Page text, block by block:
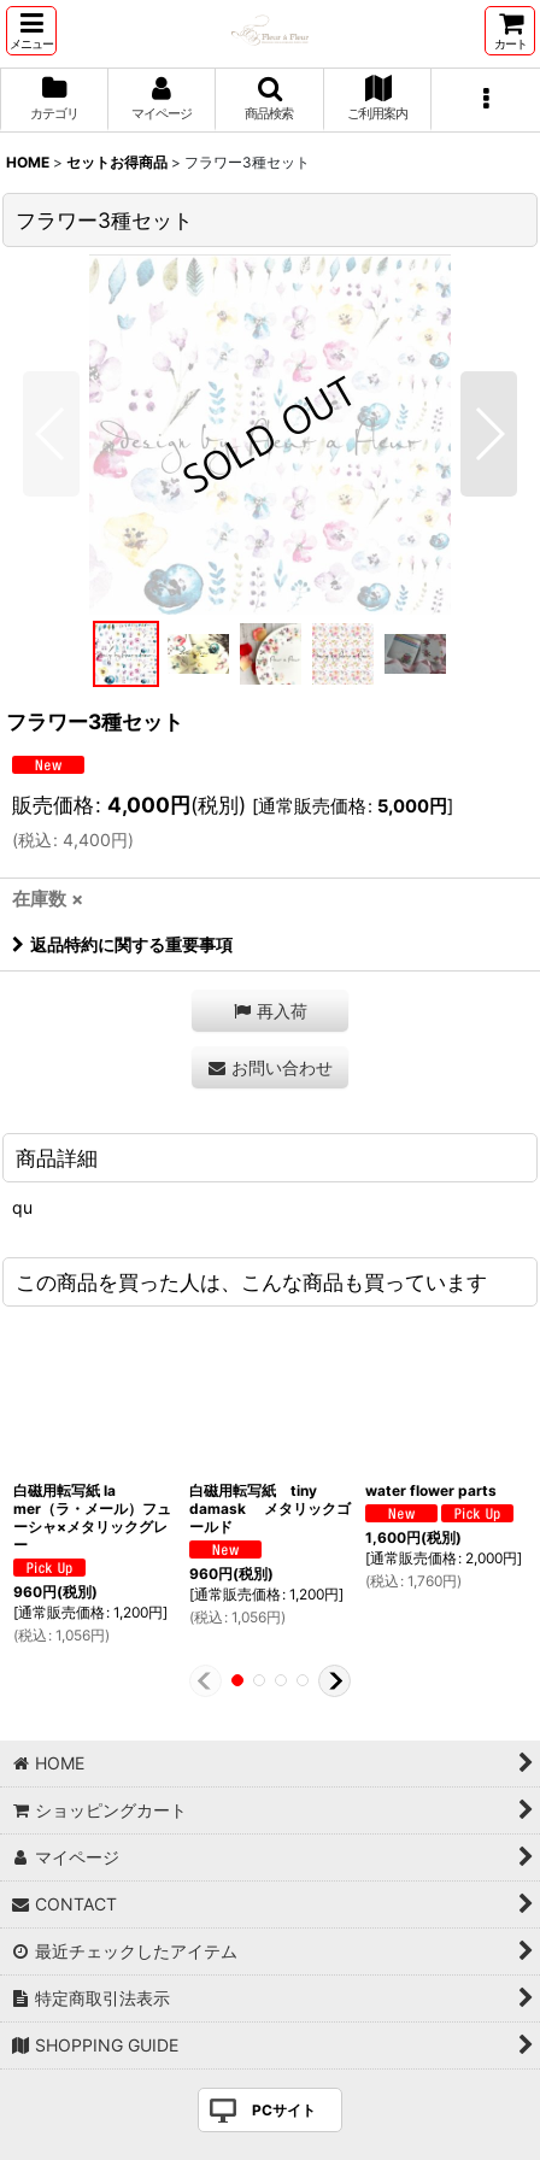
メニュー カート
カテゴリ マイページ 商品検索 ご利用案内
HOME > セットお得商品 > フラワー3種セット
フラワー3種セット
フラワー3種セット
販売価格: 4,000円(税別) [通常販売価格: 5,000円]
(税込: 4,400円)
在庫数 ×
返品特約に関する重要事項
再入荷
お問い合わせ
商品詳細
qu
この商品を買った人は、こんな商品も買っています
白磁用転写紙 la
mer（ラ・メール）フュ
ーシャ×メタリックグレ
ー
960円(税別)
[通常販売価格: 1,200円]
(税込 : 1,056円)
白磁用転写紙 tiny
damask メタリックゴ
ールド
960円(税別)
[通常販売価格: 1,200円]
(税込 : 1,056円)
water flower parts
1,600円(税別)
[通常販売価格: 2,000円]
(税込 : 1,760円)
HOME
ショッピングカート
マイページ
CONTACT
最近チェックしたアイテム
特定商取引法表示
SHOPPING GUIDE
PCサイト